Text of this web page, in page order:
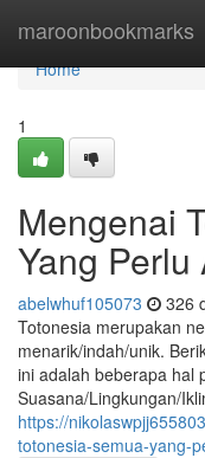
maroonbookmarks
Home
Home
1
Mengenai
Yang Perlu
abelwhuf105073 326
Totonesia merupakan
menarik/indah/unik.
ini adalah beberapa hal
Suasana/Lingkungan/
https://
totonesia-semua-yang-